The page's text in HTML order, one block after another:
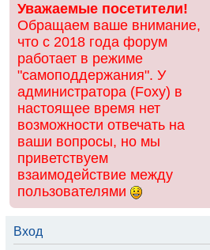
Уважаемые посетители!
Обращаем ваше внимание,
что с 2018 года форум
работает в режиме
"самоподдержания". У
администратора (Foxy) в
настоящее время нет
возможности отвечать на
ваши вопросы, но мы
приветствуем
взаимодействие между
пользователями
Вход